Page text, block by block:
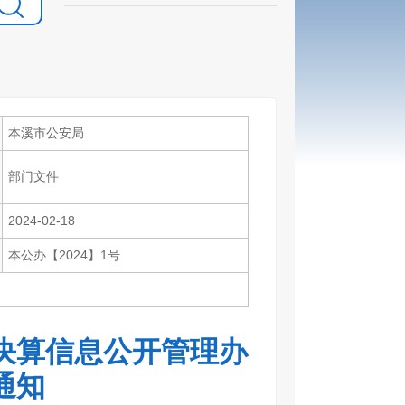
本溪市公安局
部门文件
2024-02-18
本公办【2024】1号
算信息公开管理办
知